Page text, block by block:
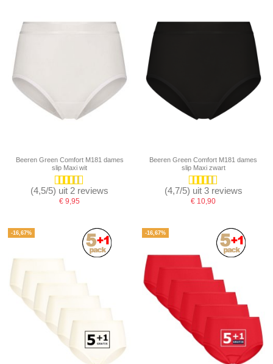
Beeren Green Comfort M181 dames
slip Maxi wit
(4,5/5) uit 2 reviews
€ 9,95
Beeren Green Comfort M181 dames
slip Maxi zwart
(4,7/5) uit 3 reviews
€ 10,90
-16,67% -16,67%